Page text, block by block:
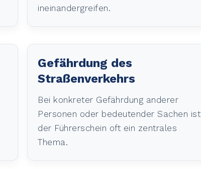
ineinandergreifen.
Gefährdung des
Straßenverkehrs
Bei konkreter Gefährdung anderer
Personen oder bedeutender Sachen ist
der Führerschein oft ein zentrales
Thema.